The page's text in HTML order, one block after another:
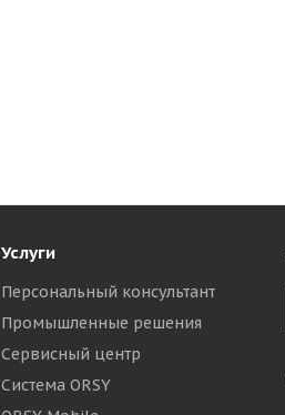
Услуги
Персональный консультант
Промышленные решения
Сервисный центр
Система ORSY